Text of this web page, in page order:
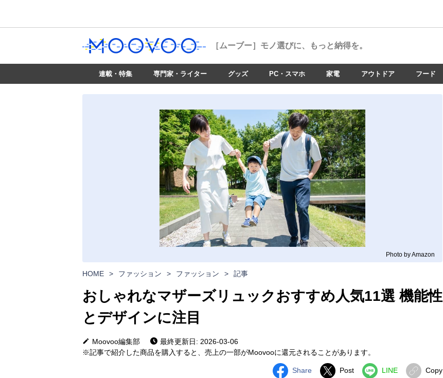
［ムーブー］ モノ選びに、もっと納得を。
連載・特集 専門家・ライター グッズ PC・スマホ 家電 アウトドア フード
Photo by Amazon
HOME > ファッション > ファッション > 記事
おしゃれなマザーズリュックおすすめ人気11選 機能性
とデザインに注目
Moovoo編集部
最終更新日: 2026-03-06
※記事で紹介した商品を購入すると、売上の一部がMoovooに還元されることがあります。
Share Post LINE Copy